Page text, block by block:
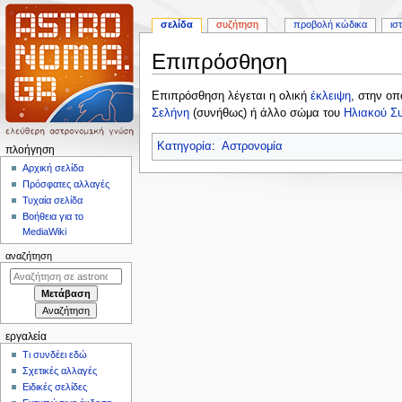
Επιπρόσθηση
Πήδηση
στην
Πήδηση
στην
Επιπρόσθηση λέγεται η ολική έκλειψη, στην
Σελήνη(συνήθως) ή άλλο σώμα του Ηλιακού
Κατηγορία: Αστρονομία
Μ
π
γ
η
σελίδα συζήτηση προβολή κώδικα
πλοήγηση
Αρχική σελίδα
Πρόσφατες αλλαγές
Τυχαία σελίδα
Βοήθεια για το
MediaWiki
αναζήτηση
εργαλεία
Τι συνδέει εδώ
Σχετικές αλλαγές
Ειδικές σελίδες